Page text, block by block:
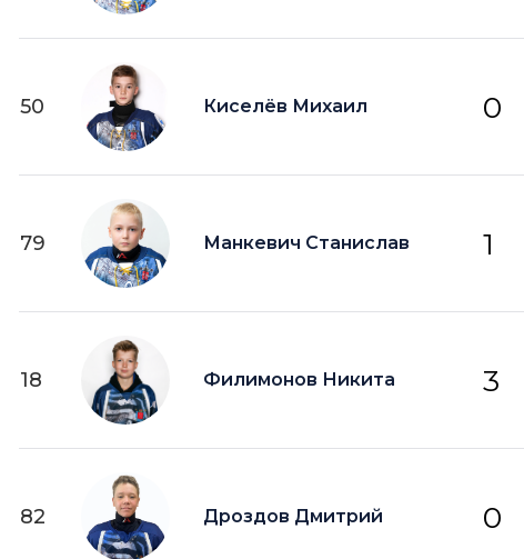
50 Киселёв Михаил 0
79 Манкевич Станислав 1
18 Филимонов Никита 3
82 Дроздов Дмитрий 0